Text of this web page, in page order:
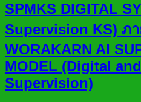
SPMKS DIGITAL
Supervision KS) ภ
WORAKARN AI
MODEL (Digital
Supervision)